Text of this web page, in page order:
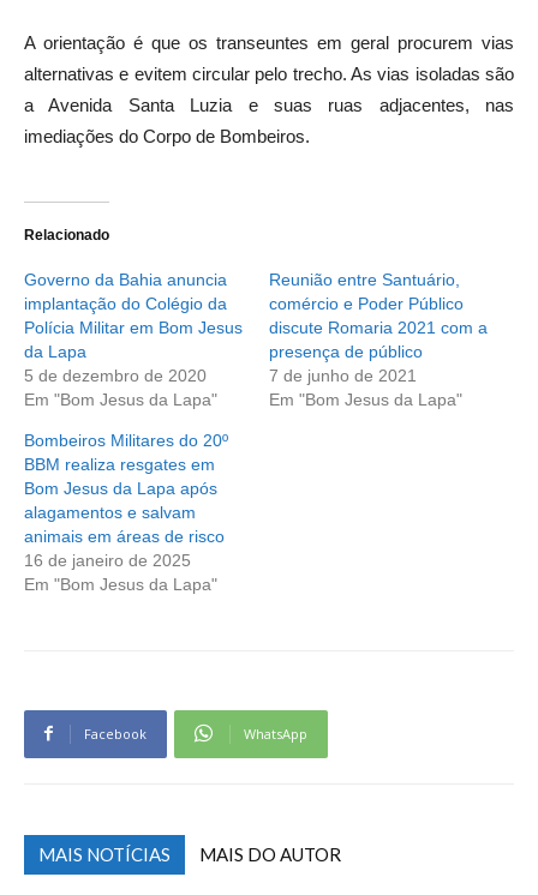
A orientação é que os transeuntes em geral procurem vias
alternativas e evitem circular pelo trecho. As vias isoladas são
a Avenida Santa Luzia e suas ruas adjacentes, nas
imediações do Corpo de Bombeiros.
Relacionado
Governo da Bahia anuncia
implantação do Colégio da
Polícia Militar em Bom Jesus
da Lapa
5 de dezembro de 2020
Em "Bom Jesus da Lapa"
Reunião entre Santuário,
comércio e Poder Público
discute Romaria 2021 com a
presença de público
7 de junho de 2021
Em "Bom Jesus da Lapa"
Bombeiros Militares do 20º
BBM realiza resgates em
Bom Jesus da Lapa após
alagamentos e salvam
animais em áreas de risco
16 de janeiro de 2025
Em "Bom Jesus da Lapa"
Facebook WhatsApp
MAIS NOTÍCIAS MAIS DO AUTOR